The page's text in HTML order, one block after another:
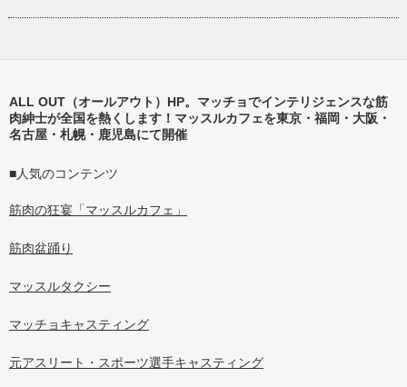
ALL OUT（オールアウト）HP。マッチョでインテリジェンスな筋
肉紳士が全国を熱くします！マッスルカフェを東京・福岡・大阪・
名古屋・札幌・鹿児島にて開催
■人気のコンテンツ
筋肉の狂宴「マッスルカフェ」
筋肉盆踊り
マッスルタクシー
マッチョキャスティング
元アスリート・スポーツ選手キャスティング